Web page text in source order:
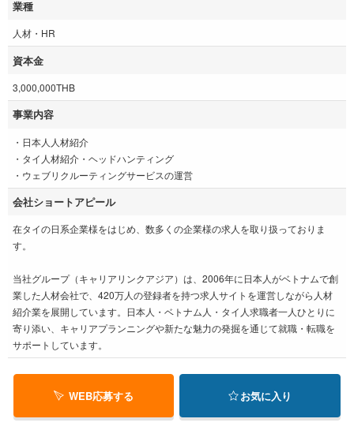
業種
人材・HR
資本金
3,000,000THB
事業内容
・日本人人材紹介
・タイ人材紹介・ヘッドハンティング
・ウェブリクルーティングサービスの運営
会社ショートアピール
在タイの日系企業様をはじめ、数多くの企業様の求人を取り扱っておりま
す。
当社グループ（キャリアリンクアジア）は、2006年に日本人がベトナムで創
業した人材会社で、420万人の登録者を持つ求人サイトを運営しながら人材
紹介業を展開しています。日本人・ベトナム人・タイ人求職者一人ひとりに
寄り添い、キャリアプランニングや新たな魅力の発掘を通じて就職・転職を
サポートしています。
WEB応募する お気に入り